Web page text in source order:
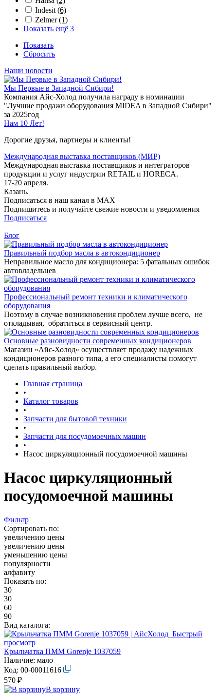
Indesit (6)
Zelmer(1)
Показать ещё 3
Показать
Сбросить
Наши новости
Мы Первые в Западной Сибири!
Компания Айс-Холод получила награду в номинации
"Лучшие продажи оборудования MIDEA в Западной Сибири"
за 2025год
Нам 10 Лет!
Дорогие друзья, партнеры и клиенты!
Международная выставка поставщиков (МИР)
Международная выставка поставщиков и интеграторов
продукции и услуг индустрии RETAIL и HORECA.
17-20 апреля.
Казань.
Подписаться в наш канал в MAX
Подпишитесь и получайте свежие новости и уведомления
Подписаться
Блог
Правильный подбор масла в автокондиционер
Неправильное масло для кондиционера: 5 фатальных ошибок
автовладельцев
Профессиональный ремонт техники и климатического
оборудования
Поэтому в случае возникновения проблем лучше всего, не
откладывая, обратиться в сервисный центр.
Основные разновидности современных кондиционеров
Магазин «Айс-Холод» осуществляет продажу надежных
кондиционеров разного типа, а его специалисты помогут
сделать правильный выбор.
Главная страница
•
Каталог товаров
•
Запчасти для бытовой техники
•
Запчасти для посудомоечных машин
•
Насос циркуляционный посудомоечной машины
Насос циркуляционный
посудомоечной машины
Фильтр
Сортировать по:
увеличению цены
увеличению цены
уменьшению цены
популярности
алфавиту
Показать по:
30
30
60
90
Вид каталога:
Быстрый
просмотр
Крыльчатка ПММ Gorenje 1037059
Наличие: мало
Код: 00-00011616
570 ₽
В корзину